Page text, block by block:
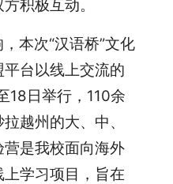
积极互动。
本次“汉语桥”文化
台以线上交流的
18日举行，110余
越州的大、中、
是我校面向海外
学习项目，旨在